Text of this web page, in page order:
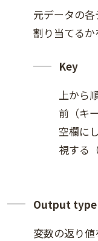
元データの
割り当てるか
Key
上から
前（キ
空欄に
視する
Output type
変数の返り